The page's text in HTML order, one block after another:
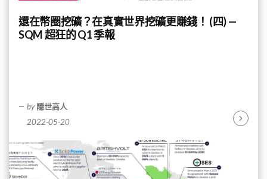
還在幣圈挖礦？在真實世界挖礦更賺錢！ (四) —
SQM 超狂的 Q1 季報
by 隱世高人
2022-05-20